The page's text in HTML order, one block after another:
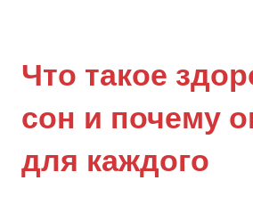
Что такое
сон и почему
для каждого